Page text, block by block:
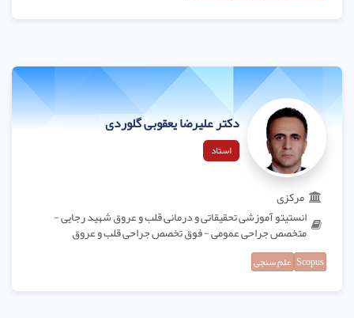
دکتر علیرضا یعقوبی گلوردی
استاد
مرکزی
انستیتو آموزشی تحقیقاتی و درمانی قلب و عروق شهید رجایی -
متخصص جراحی عمومی - فوق تخصص جراحی قلب و عروق
Scopus علم سنجی